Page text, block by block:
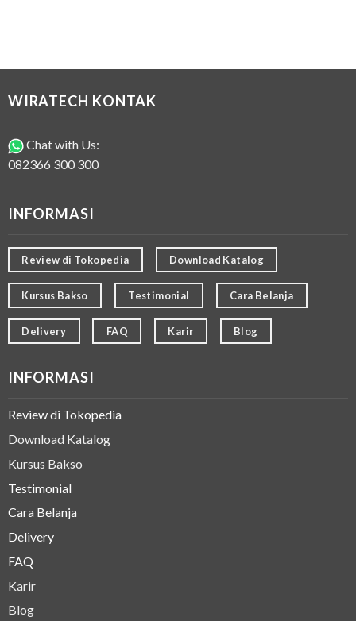
WIRATECH KONTAK
Chat with Us:
082366 300 300
INFORMASI
Review di Tokopedia Download Katalog
Kursus Bakso Testimonial Cara Belanja
Delivery FAQ Karir Blog
INFORMASI
Review di Tokopedia
Download Katalog
Kursus Bakso
Testimonial
Cara Belanja
Delivery
FAQ
Karir
Blog